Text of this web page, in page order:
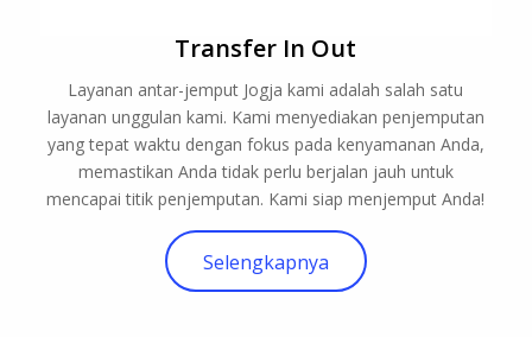
Transfer In Out
Layanan antar-jemput Jogja kami adalah salah satu
layanan unggulan kami. Kami menyediakan penjemputan
yang tepat waktu dengan fokus pada kenyamanan Anda,
memastikan Anda tidak perlu berjalan jauh untuk
mencapai titik penjemputan. Kami siap menjemput Anda!
Selengkapnya